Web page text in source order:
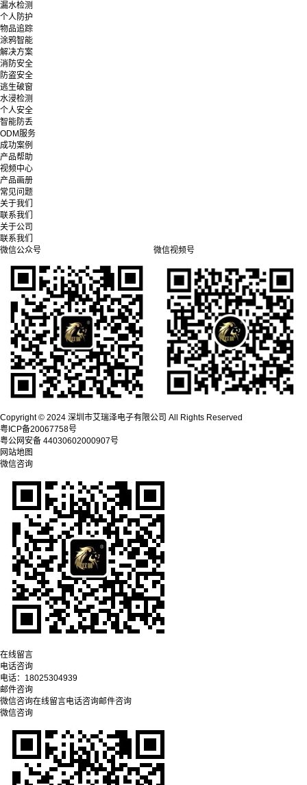
漏水检测
个人防护
物品追踪
涂鸦智能
解决方案
消防安全
防盗安全
逃生破窗
水浸检测
个人安全
智能防丢
ODM服务
成功案例
产品帮助
视频中心
产品画册
常见问题
关于我们
联系我们
关于公司
联系我们
微信公众号
微信视频号
Copyright © 2024 深圳市艾瑞泽电子有限公司 All Rights Reserved
粤ICP备20067758号
粤公网安备 44030602000907号
网站地图
微信咨询
在线留言
电话咨询
电话： 18025304939
邮件咨询
微信咨询在线留言电话咨询邮件咨询
微信咨询